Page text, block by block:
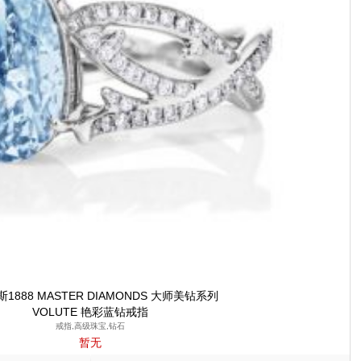
1888 MASTER DIAMONDS 大师美钻系列
VOLUTE 艳彩蓝钻戒指
戒指,高级珠宝,钻石
暂无